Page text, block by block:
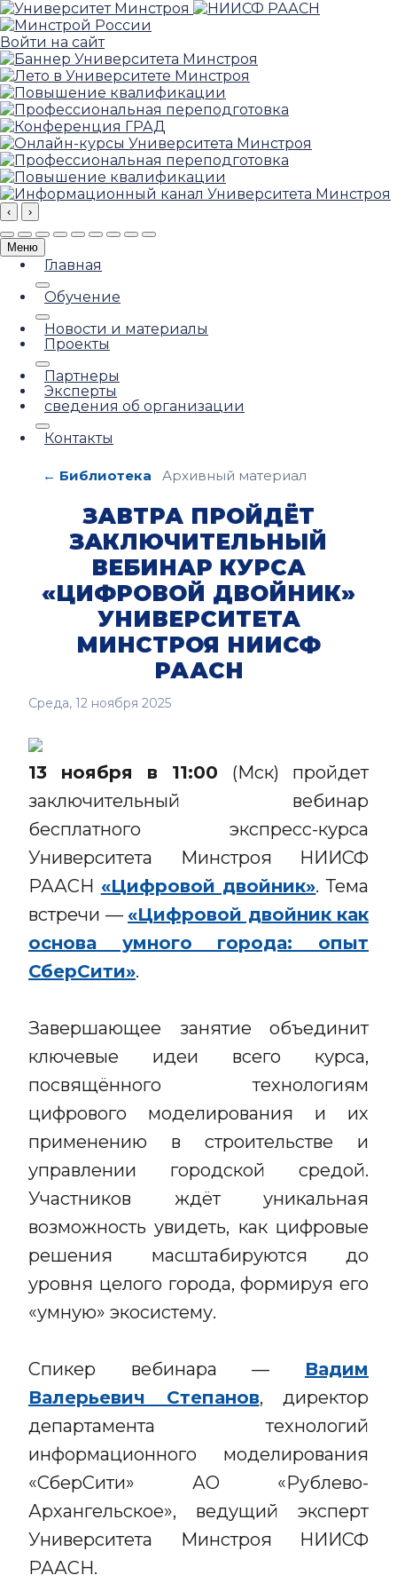
Войти на сайт
‹ ›
Меню
Главная
Обучение
Новости и материалы
Проекты
Партнеры
Эксперты
сведения об организации
Контакты
← Библиотека Архивный материал
ЗАВТРА ПРОЙДЁТ
ЗАКЛЮЧИТЕЛЬНЫЙ
ВЕБИНАР КУРСА
«ЦИФРОВОЙ ДВОЙНИК»
УНИВЕРСИТЕТА
МИНСТРОЯ НИИСФ
РААСН
Среда, 12 ноября 2025
13 ноября в 11:00 (Мск) пройдет
заключительный вебинар
бесплатного экспресс-курса
Университета Минстроя НИИСФ
РААСН «Цифровой двойник». Тема
встречи — «Цифровой двойник как
основа умного города: опыт
СберСити».
Завершающее занятие объединит
ключевые идеи всего курса,
посвящённого технологиям
цифрового моделирования и их
применению в строительстве и
управлении городской средой.
Участников ждёт уникальная
возможность увидеть, как цифровые
решения масштабируются до
уровня целого города, формируя его
«умную» экосистему.
Спикер вебинара — Вадим
Валерьевич Степанов, директор
департамента технологий
информационного моделирования
«СберСити» АО «Рублево-
Архангельское», ведущий эксперт
Университета Минстроя НИИСФ
РААСН.